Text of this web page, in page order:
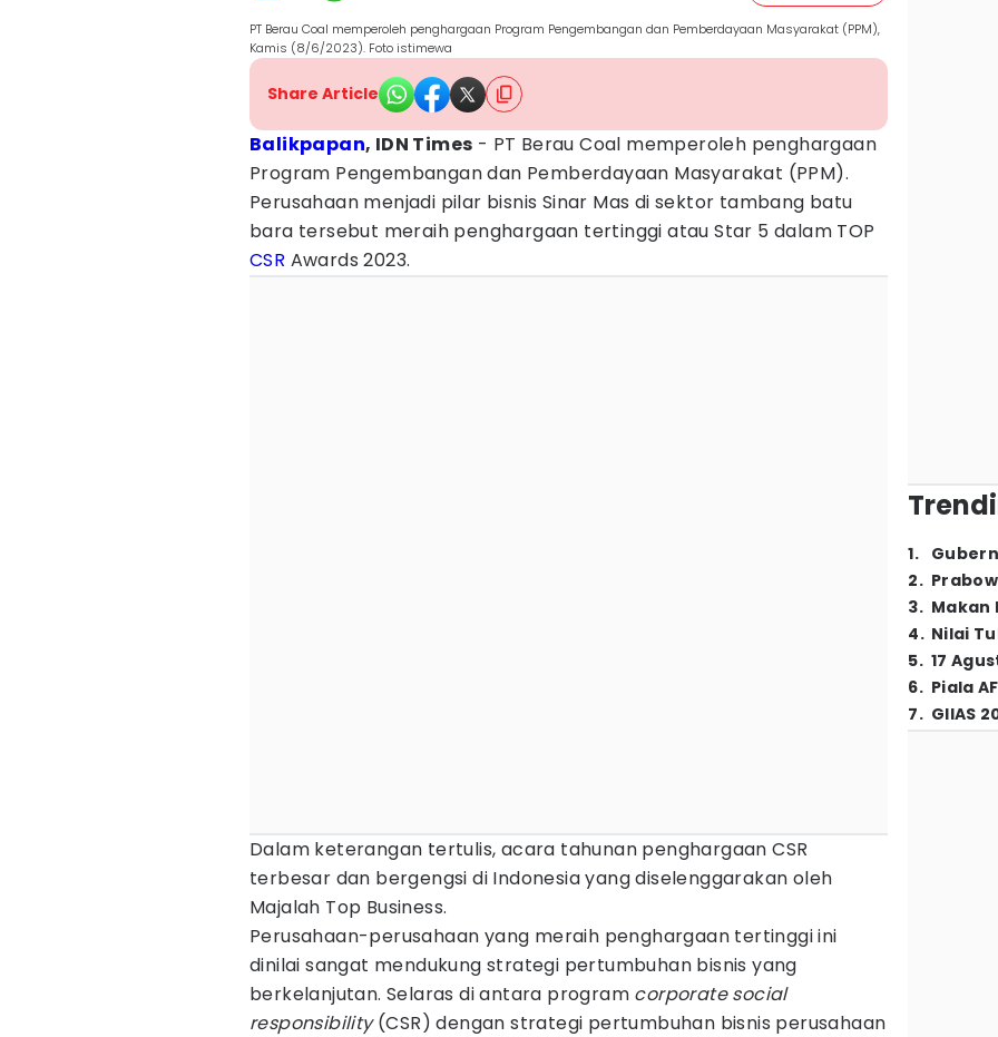
PT Berau Coal memperoleh penghargaan Program Pengembangan dan Pemberdayaan Masyarakat (PPM),
Kamis (8/6/2023). Foto istimewa
Share Article
Balikpapan, IDN Times - PT Berau Coal memperoleh penghargaan
Program Pengembangan dan Pemberdayaan Masyarakat (PPM).
Perusahaan menjadi pilar bisnis Sinar Mas di sektor tambang batu
bara tersebut meraih penghargaan tertinggi atau Star 5 dalam TOP
CSR Awards 2023.
Dalam keterangan tertulis, acara tahunan penghargaan CSR
terbesar dan bergengsi di Indonesia yang diselenggarakan oleh
Majalah Top Business.
Perusahaan-perusahaan yang meraih penghargaan tertinggi ini
dinilai sangat mendukung strategi pertumbuhan bisnis yang
berkelanjutan. Selaras di antara program corporate social
responsibility(CSR) dengan strategi pertumbuhan bisnis perusahaan
1.
2.
3. Makan
4. Nilai
5. 17
6. Piala
7. GIIAS